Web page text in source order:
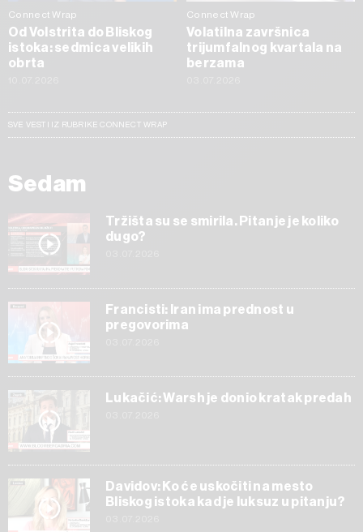
Connect Wrap
Od Volstrita do Bliskog
istoka: sedmica velikih
obrta
Connect Wrap
Volatilna završnica
trijumfalnog kvartala na
berzama
SVE VESTI IZ RUBRIKE CONNECT WRAP
Sedam
Tržišta su se smirila. Pitanje je koliko
dugo?
Francisti: Iran ima prednost u
pregovorima
Lukačić: Warsh je donio kratak predah
Davidov: Ko će uskočiti na mesto
Bliskog istoka kad je luksuz u pitanju?